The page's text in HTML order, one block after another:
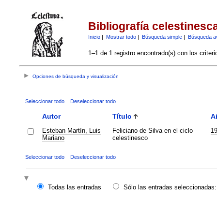
Bibliografía
Inicio| Mostrar todo| Búsqueda simple| Búsqueda
1–1 de 1 registro encontrado(s) con los
Opciones de búsqueda y visualización
Seleccionar todo Deseleccionar todo
Autor Título
Esteban Martín, Luis
Mariano
Feliciano de Silva en el ciclo
celestinesco
Seleccionar todo Deseleccionar todo
Todas las entradas
Sólo las entradas seleccionadas: